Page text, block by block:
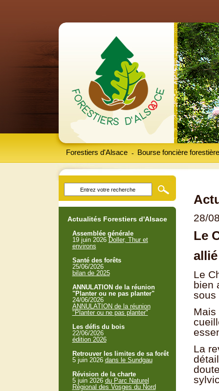
Forestiers d'Alsace Bourse foncière forestière
-
28/
Le
Le
bien
sous
Mais
La
Actualités Forestiers d'Alsace
Assemblée générale
19 juin 2026 Doller, Thur et
environs
Santé des forêts
25/06/2026
bilan de 2025
ANNULATION de la réunion
"Planter ou ne pas planter"
24/06/2026
ANNULATION de la réunion
"Planter ou ne pas planter"
Les défis du bois
22/06/2026
édition 2026
Retrouver les limites de sa forêt
5 juin 2026 dans le Sundgau
Révision de la charte
5 juin 2026 du Parc Naturel
Régional des Vosges du Nord